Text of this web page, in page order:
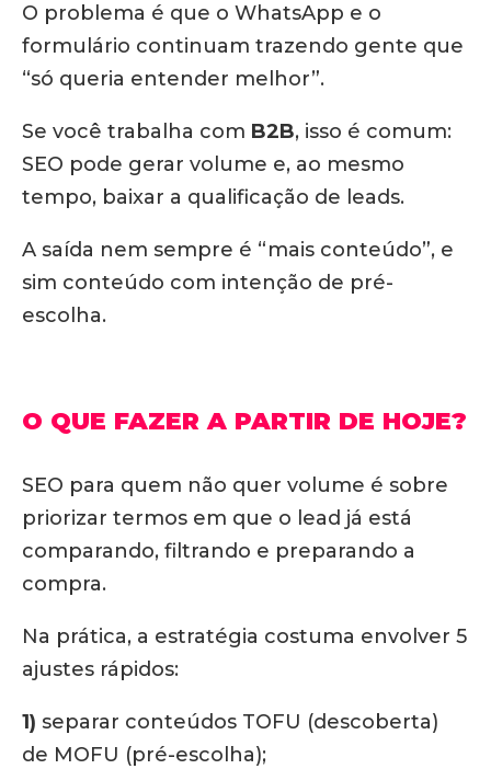
O problema é que o WhatsApp e o
formulário continuam trazendo gente que
“só queria entender melhor”.
Se você trabalha com B2B, isso é comum:
SEO pode gerar volume e, ao mesmo
tempo, baixar a qualificação de leads.
A saída nem sempre é “mais conteúdo”, e
sim conteúdo com intenção de pré-
escolha.
O QUE FAZER A PARTIR DE HOJE?
SEO para quem não quer volume é sobre
priorizar termos em que o lead já está
comparando, filtrando e preparando a
compra.
Na prática, a estratégia costuma envolver 5
ajustes rápidos:
1) separar conteúdos TOFU (descoberta)
de MOFU (pré-escolha);